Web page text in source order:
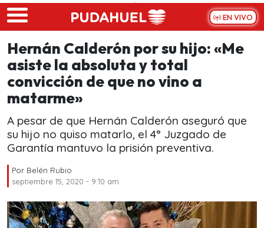
Skip to main content
EN VIVO
Hernán Calderón por su hijo: «Me
asiste la absoluta y total
convicción de que no vino a
matarme»
A pesar de que Hernán Calderón aseguró que
su hijo no quiso matarlo, el 4° Juzgado de
Garantía mantuvo la prisión preventiva.
Por Belén Rubio
septiembre 15, 2020 - 9:10 am